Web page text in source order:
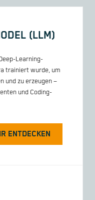
(LLM)
Learning-
trainiert wurde, um
und zu erzeugen –
und Coding-
ENTDECKEN